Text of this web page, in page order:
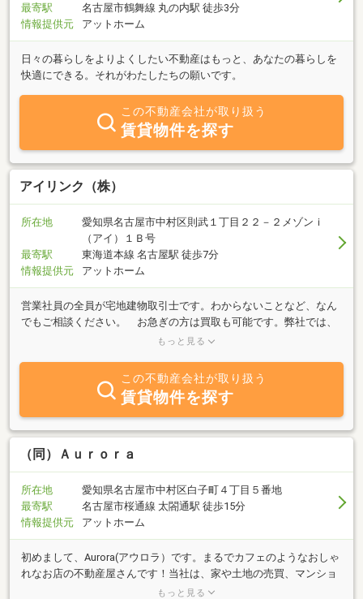
最寄駅
名古屋市鶴舞線 丸の内駅 徒歩3分
情報提供元
アットホーム
日々の暮らしをよりよくしたい不動産はもっと、あなたの暮らしを
快適にできる。それがわたしたちの願いです。
この不動産会社が取り扱う
賃貸物件を探す
アイリンク（株）
所在地
愛知県名古屋市中村区則武１丁目２２－２メゾンｉ
（アイ）１Ｂ号
最寄駅
東海道本線 名古屋駅 徒歩7分
情報提供元
アットホーム
営業社員の全員が宅地建物取引士です。わからないことなど、なん
でもご相談ください。 お急ぎの方は買取も可能です。弊社では、
ただいま空き家の有効活用を積極的に取り組んでおります。賃貸募
るかと思いますが、遠慮なくご相談ください。名古屋市はもちろん
愛知県全域にてご相談可能です。
もっと見る
この不動産会社が取り扱う
賃貸物件を探す
（同）Ａｕｒｏｒａ
所在地
愛知県名古屋市中村区白子町４丁目５番地
最寄駅
名古屋市桜通線 太閤通駅 徒歩15分
情報提供元
アットホーム
初めまして、Aurora(アウロラ）です。まるでカフェのようなおしゃ
れなお店の不動産屋さんです！当社は、家や土地の売買、マンショ
ン賃貸などの仲介専門業者です。「心地よい暮らし」をコンセプト
もっと見る